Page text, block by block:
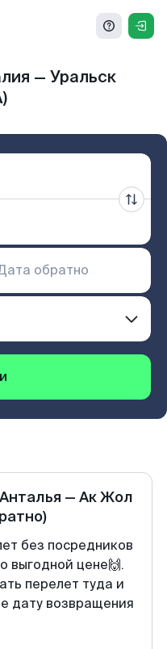
— Уральск
Анталья — Ак Жол
без посредников
выгодной цене🙌.
перелет туда и
дату возвращения